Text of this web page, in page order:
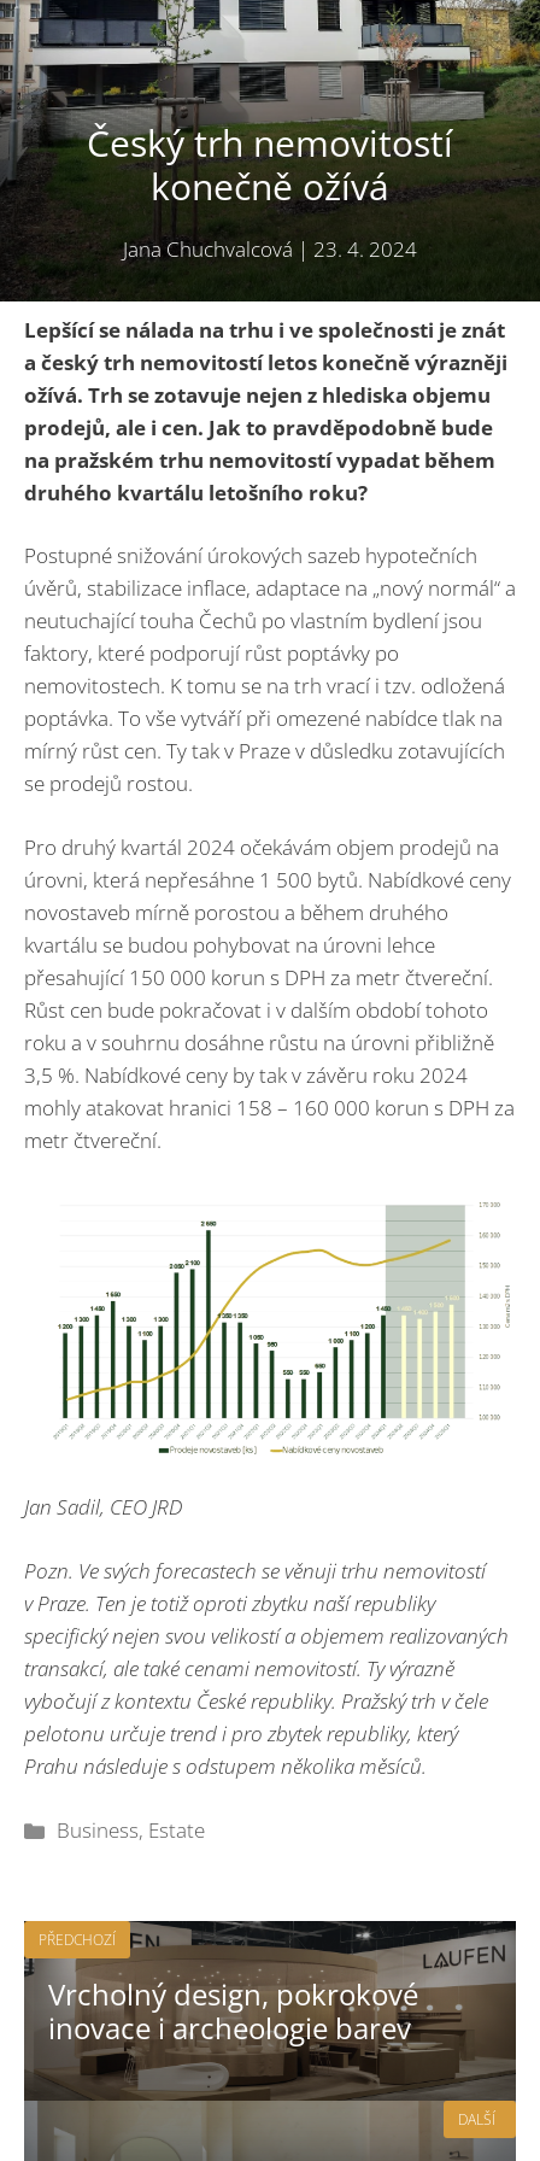
Český trh nemovitostí
konečně ožívá
Jana Chuchvalcová | 23. 4. 2024
Lepšící se nálada na trhu i ve společnosti je znát
a český trh nemovitostí letos konečně výrazněji
ožívá. Trh se zotavuje nejen z hlediska objemu
prodejů, ale i cen. Jak to pravděpodobně bude
na pražském trhu nemovitostí vypadat během
druhého kvartálu letošního roku?
Postupné snižování úrokových sazeb hypotečních
úvěrů, stabilizace inflace, adaptace na „nový normál“ a
neutuchající touha Čechů po vlastním bydlení jsou
faktory, které podporují růst poptávky po
nemovitostech. K tomu se na trh vrací i tzv. odložená
poptávka. To vše vytváří při omezené nabídce tlak na
mírný růst cen. Ty tak v Praze v důsledku zotavujících
se prodejů rostou.
Pro druhý kvartál 2024 očekávám objem prodejů na
úrovni, která nepřesáhne 1 500 bytů. Nabídkové ceny
novostaveb mírně porostou a během druhého
kvartálu se budou pohybovat na úrovni lehce
přesahující 150 000 korun s DPH za metr čtvereční.
Růst cen bude pokračovat i v dalším období tohoto
roku a v souhrnu dosáhne růstu na úrovni přibližně
3,5 %. Nabídkové ceny by tak v závěru roku 2024
mohly atakovat hranici 158 – 160 000 korun s DPH za
metr čtvereční.
Jan Sadil, CEO JRD
Pozn. Ve svých forecastech se věnuji trhu nemovitostí
v Praze. Ten je totiž oproti zbytku naší republiky
specifický nejen svou velikostí a objemem realizovaných
transakcí, ale také cenami nemovitostí. Ty výrazně
vybočují z kontextu České republiky. Pražský trh v čele
pelotonu určuje trend i pro zbytek republiky, který
Prahu následuje s odstupem několika měsíců.
Rubriky
Business, Estate
PŘEDCHOZÍ
Vrcholný design, pokrokové
inovace i archeologie barev
DALŠÍ